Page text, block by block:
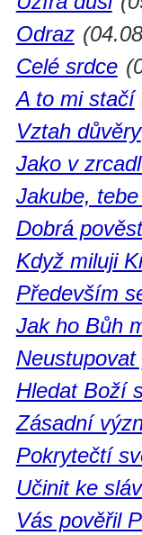
Odraz
Celé srdce
A to mi stačí
Vztah důvěry
Jako v
Jakube,
Dobrá pověst
Když miluji
Především
Jak ho Bůh
Hledat Boží
Zásadní
Pokrytečtí
Učinit ke
Vás pověřil